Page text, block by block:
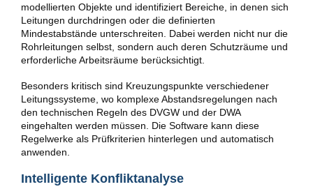
modellierten Objekte und identifiziert Bereiche, in denen sich
Leitungen durchdringen oder die definierten
Mindestabstände unterschreiten. Dabei werden nicht nur die
Rohrleitungen selbst, sondern auch deren Schutzräume und
erforderliche Arbeitsräume berücksichtigt.
Besonders kritisch sind Kreuzungspunkte verschiedener
Leitungssysteme, wo komplexe Abstandsregelungen nach
den technischen Regeln des DVGW und der DWA
eingehalten werden müssen. Die Software kann diese
Regelwerke als Prüfkriterien hinterlegen und automatisch
anwenden.
Intelligente Konfliktanalyse